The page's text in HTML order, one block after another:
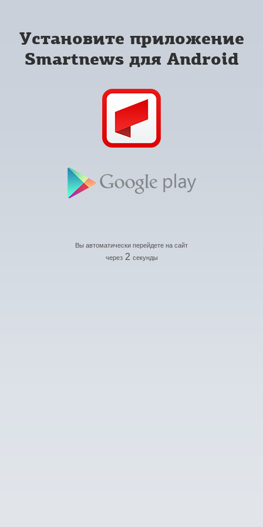
Установите приложение
Smartnews для Android
Вы автоматически перейдете на сайт
через 2 секунды